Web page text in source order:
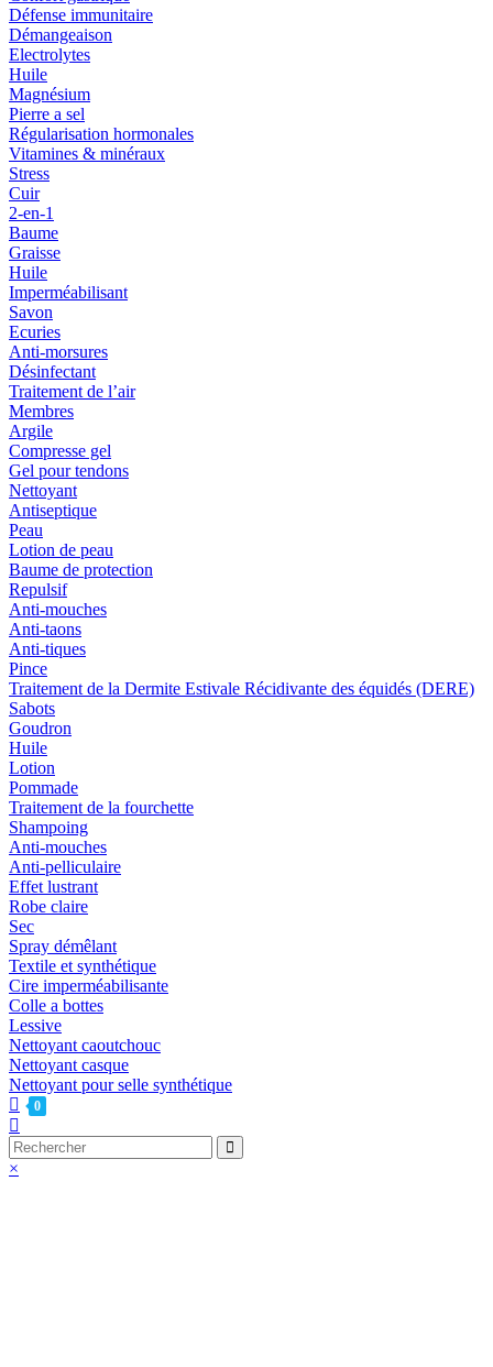
Défense immunitaire
Démangeaison
Electrolytes
Huile
Magnésium
Pierre a sel
Régularisation hormonales
Vitamines & minéraux
Stress
Cuir
2-en-1
Baume
Graisse
Huile
Imperméabilisant
Savon
Ecuries
Anti-morsures
Désinfectant
Traitement de l’air
Membres
Argile
Compresse gel
Gel pour tendons
Nettoyant
Antiseptique
Peau
Lotion de peau
Baume de protection
Repulsif
Anti-mouches
Anti-taons
Anti-tiques
Pince
Traitement de la Dermite Estivale Récidivante des équidés (DERE)
Sabots
Goudron
Huile
Lotion
Pommade
Traitement de la fourchette
Shampoing
Anti-mouches
Anti-pelliculaire
Effet lustrant
Robe claire
Sec
Spray démêlant
Textile et synthétique
Cire imperméabilisante
Colle a bottes
Lessive
Nettoyant caoutchouc
Nettoyant casque
Nettoyant pour selle synthétique
0
Toggle
website
search
Rechercher
sur
×